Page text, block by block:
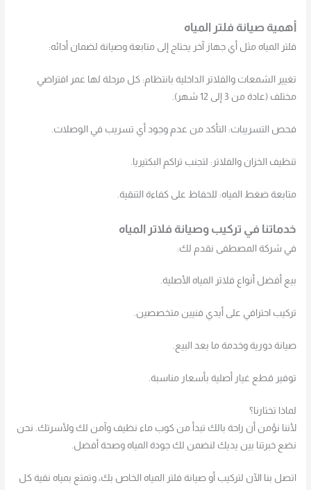
أهمية صيانة فلتر المياه
فلتر المياه مثل أي جهاز آخر يحتاج إلى متابعة وصيانة لضمان أدائه:
تغيير الشمعات والفلاتر الداخلية بانتظام: كل مرحلة لها عمر افتراضي
مختلف (عادة من 3 إلى 12 شهر).
فحص التسريبات: التأكد من عدم وجود أي تسريب في الوصلات.
تنظيف الخزان والفلاتر: لتجنب تراكم البكتيريا.
متابعة ضغط المياه: للحفاظ على كفاءة التنقية.
خدماتنا في تركيب وصيانة فلاتر المياه
في شركة المصطفى نقدم لك:
بيع أفضل أنواع فلاتر المياه الأصلية.
تركيب احترافي على أيدي فنيين متخصصين.
صيانة دورية وخدمة ما بعد البيع.
توفير قطع غيار أصلية بأسعار مناسبة.
لماذا تختارنا؟
لأننا نؤمن أن راحة بالك تبدأ من كوب ماء نظيف وآمن لك ولأسرتك. نحن
نضع خبرتنا بين يديك لنضمن لك جودة المياه وصحة أفضل.
اتصل بنا الآن لتركيب أو صيانة فلتر المياه الخاص بك، وتمتع بمياه نقية كل